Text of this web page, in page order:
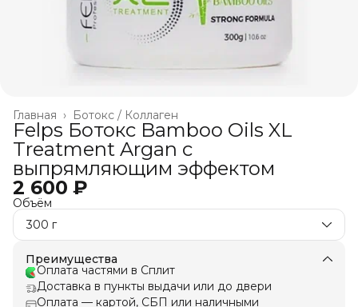
Ботокс / Коллаген
Главная ›
Felps Ботокс Bamboo Oils XL
Treatment Argan c
выпрямляющим эффектом
2 600 ₽
Объём
300 г
Преимущества
Оплата частями в Сплит
Доставка в пункты выдачи или до двери
Оплата — картой, СБП или наличными